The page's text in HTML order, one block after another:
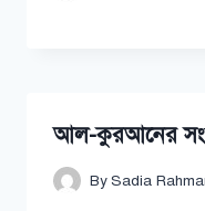
আল-কুরআনের
BySadia